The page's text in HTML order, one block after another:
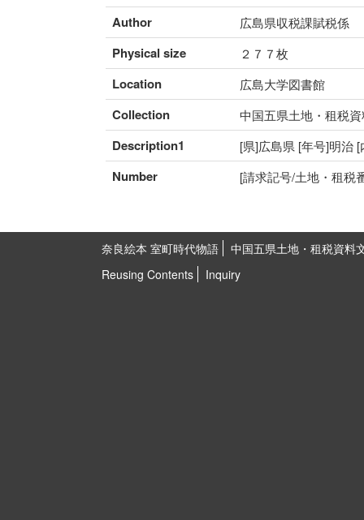
Author 広島県収税課賦税係
Physical size ２７７枚
Location 広島大学図書館
Collection 中国五県土地・租税
Description1 [県]広島県 [年号]明治
Number [請求記号/土地・租税
奈良絵本 室町時代物語
中国五県土地・租税資料
Reusing Contents
Inquiry